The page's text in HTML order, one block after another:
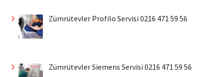
Zümrütevler Profilo Servisi 0216 471 59 56
Zümrütevler Siemens Servisi 0216 471 59 56